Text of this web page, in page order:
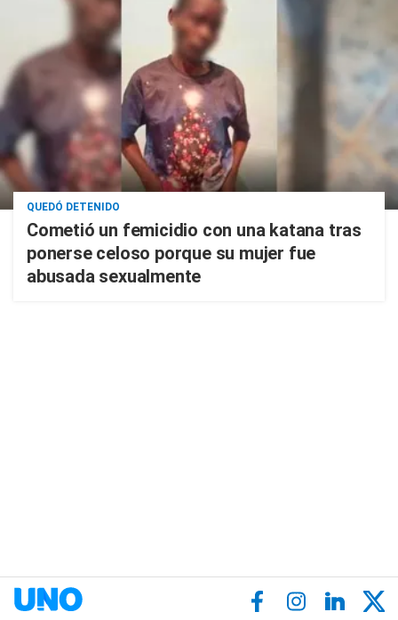
QUEDÓ DETENIDO
Cometió un femicidio con una katana tras
ponerse celoso porque su mujer fue
abusada sexualmente